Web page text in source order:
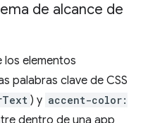
de alcance de
los elementos
palabras clave de CSS
) y accent-color:
dentro de una app